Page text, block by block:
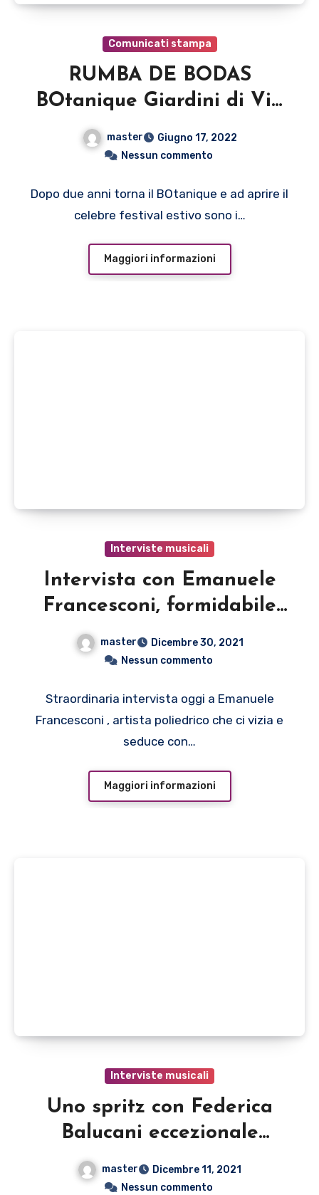
Comunicati stampa
RUMBA DE BODAS
BOtanique Giardini di Via
Filippo Re, Bologna
Venerdì 17 giugno ore 21.30
master
Giugno 17, 2022
Nessun commento
Dopo due anni torna il BOtanique e ad aprire il
celebre festival estivo sono i…
Maggiori informazioni
Interviste musicali
Intervista con Emanuele
Francesconi, formidabile
master
Dicembre 30, 2021
Nessun commento
Straordinaria intervista oggi a Emanuele
Francesconi , artista poliedrico che ci vizia e
seduce con…
Maggiori informazioni
Interviste musicali
Uno spritz con Federica
Balucani eccezionale
artista, vita e curiosità
partendo da NEAPOLIS
master
Dicembre 11, 2021
Nessun commento